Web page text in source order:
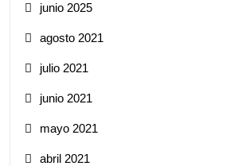
junio 2025
agosto 2021
julio 2021
junio 2021
mayo 2021
abril 2021